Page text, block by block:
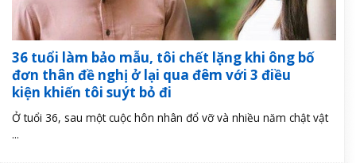
36 tuổi làm bảo mẫu, tôi chết lặng khi ông bố
đơn thân đề nghị ở lại qua đêm với 3 điều
kiện khiến tôi suýt bỏ đi
Ở tuổi 36, sau một cuộc hôn nhân đổ vỡ và nhiều năm chật vật
...